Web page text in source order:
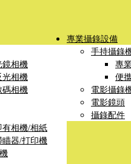
鏡相機
光相機
碼相機
有相機/相紙
瞄器/打印機
專業攝錄設備
手持攝錄
專
便
電影攝錄
電影鏡頭
攝錄配件